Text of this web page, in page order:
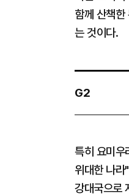
함께 산책한
는 것이다.
G2
특히 요미우
위대한 나
강대국으로